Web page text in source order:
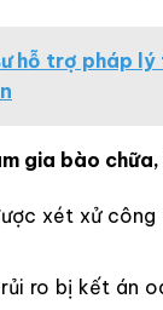
hỗ trợ pháp
gia bào
xét xử công
ro bị kết án